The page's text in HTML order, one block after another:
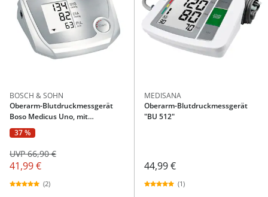
BOSCH & SOHN
Oberarm-Blutdruckmessgerät
Boso Medicus Uno, mit
Einknopfbedienung
37 %
41,99 €
UVP 66,90 €
(2)
MEDISANA
Oberarm-Blutdruckmessgerät
"BU 512"
44,99 €
(1)